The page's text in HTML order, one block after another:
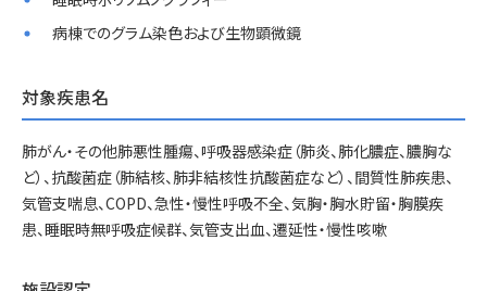
病棟でのグラム染色および生物顕微鏡
対象疾患名
肺がん・その他肺悪性腫瘍、呼吸器感染症（肺炎、肺化膿症、膿胸な
ど）、抗酸菌症（肺結核、肺非結核性抗酸菌症など）、間質性肺疾患、
気管支喘息、COPD、急性・慢性呼吸不全、気胸・胸水貯留・胸膜疾
患、睡眠時無呼吸症候群、気管支出血、遷延性・慢性咳嗽